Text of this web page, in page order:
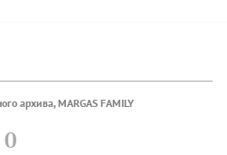
архива, MARGAS FAMILY
0